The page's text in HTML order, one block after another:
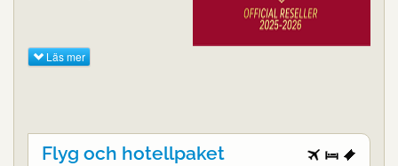
Läs mer
Flyg och hotellpaket